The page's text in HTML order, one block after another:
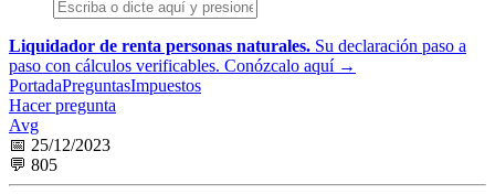
Liquidador de renta personas naturales. Su declaración paso a
paso con cálculos verificables. Conózcalo aquí →
PortadaPreguntasImpuestos
Hacer pregunta
Avg
📅 25/12/2023
💬 805